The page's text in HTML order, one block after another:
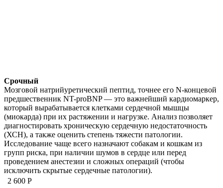
Срочный
Мозговой натрийуретический пептид, точнее его N-концевой
предшественник NT-proBNP — это важнейший кардиомаркер,
который вырабатывается клетками сердечной мышцы
(миокарда) при их растяжении и нагрузке. Анализ позволяет
диагностировать хроническую сердечную недостаточность
(ХСН), а также оценить степень тяжести патологии.
Исследование чаще всего назначают собакам и кошкам из
групп риска, при наличии шумов в сердце или перед
проведением анестезии и сложных операций (чтобы
исключить скрытые сердечные патологии).
2 600 Р